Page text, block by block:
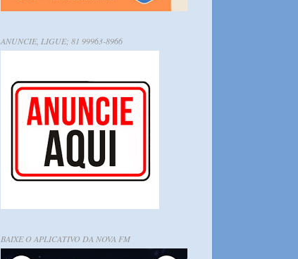
ANUNCIE, LIGUE; 81 99963-8966
BAIXE O APLICATIVO DA NOVA FM